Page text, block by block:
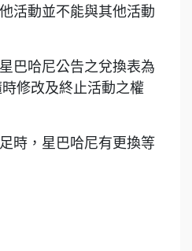
活動並不能與其他活動
巴哈尼公告之兌換表為
修改及終止活動之權
時，星巴哈尼有更換等